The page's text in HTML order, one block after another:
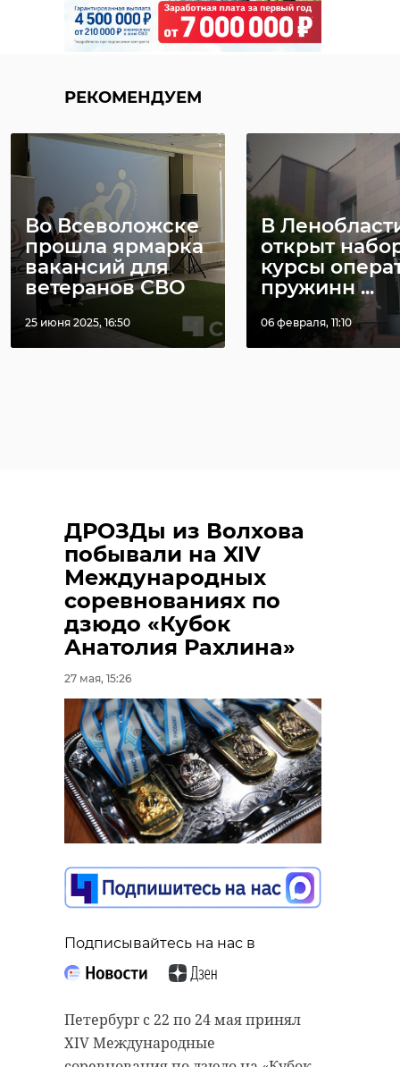
РЕКОМЕНДУЕМ
Во Всеволожске
прошла ярмарка
вакансий для
ветеранов СВО
25 июня 2025, 16:50
В
открыт
курсы
пружинн ...
06 февраля, 11:10
ДРОЗДы из Волхова
побывали на XIV
Международных
соревнованиях по
дзюдо «Кубок
Анатолия Рахлина»
27 мая, 15:26
Подписывайтесь на нас в
Петербург с 22 по 24 мая принял
XIV Международные